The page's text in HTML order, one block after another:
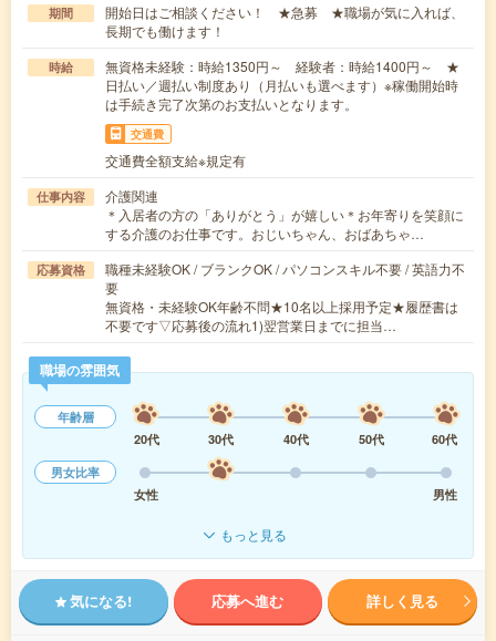
期間
開始日はご相談ください！ ★急募 ★職場が気に入れば、
長期でも働けます！
時給
無資格未経験：時給1350円～ 経験者：時給1400円～ ★
日払い／週払い制度あり（月払いも選べます）※稼働開始時
は手続き完了次第のお支払いとなります。
交通費
交通費全額支給※規定有
仕事内容
介護関連
＊入居者の方の「ありがとう」が嬉しい＊お年寄りを笑顔に
する介護のお仕事です。おじいちゃん、おばあちゃ…
応募資格
職種未経験OK / ブランクOK / パソコンスキル不要 / 英語力不
要
無資格・未経験OK年齢不問★10名以上採用予定★履歴書は
不要です▽応募後の流れ1)翌営業日までに担当…
職場の雰囲気
年齢層
20代
30代 40代 50代
60代
男女比率
女性
男性
もっと見る
気になる! 応募へ進む 詳しく見る